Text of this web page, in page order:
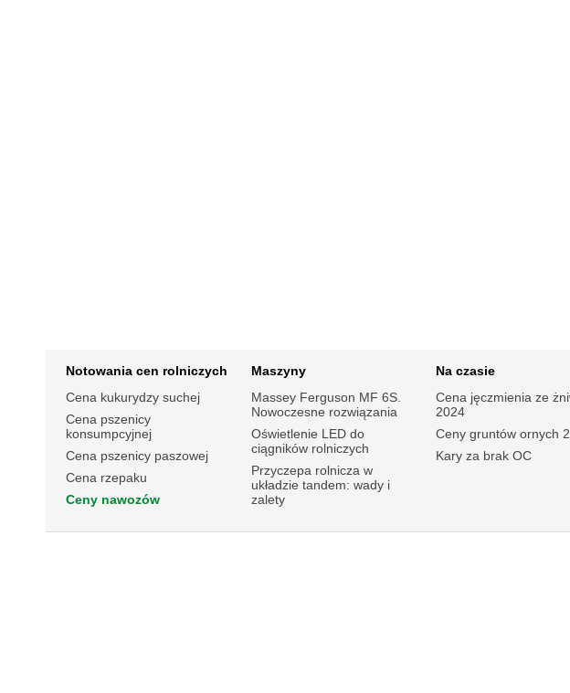
Notowania cen rolniczych
Cena kukurydzy suchej
Cena pszenicy
konsumpcyjnej
Cena pszenicy paszowej
Cena rzepaku
Ceny nawozów
Maszyny
Massey Ferguson MF 6S.
Nowoczesne rozwiązania
Oświetlenie LED do
ciągników rolniczych
Przyczepa rolnicza w
układzie tandem: wady i
zalety
Na czasie
Cena jęczmienia ze
2024
Ceny gruntów ornych
Kary za brak OC